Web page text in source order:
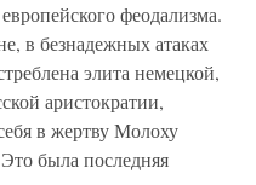
феодализма.
в безнадежных атаках
элита немецкой,
аристократии,
в жертву Молоху
была последняя